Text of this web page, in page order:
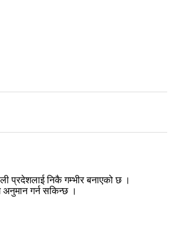
प्रदेशलाई निकै गम्भीर बनाएको छ ।
अनुमान गर्न सकिन्छ ।